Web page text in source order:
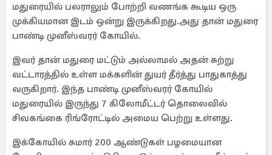
மதுரையில் பலராலும் போற்றி வணங்க கூடிய ஒரு
முக்கியமான இடம் ஒன்று இருக்கிறது.அது தான் மதுரை
பாண்டி முனீஸ்வரர் கோயில்.
இவர் தான் மதுரை மட்டும் அல்லாமல் அதன் சுற்று
வட்டாரத்தில் உள்ள மக்களின் துயர் தீர்த்து பாதுகாத்து
வருகிறார். இந்த பாண்டி முனீஸ்வரர் கோயில்
மதுரையில் இருந்து 7 கிலோமீட்டர் தொலைவில்
சிவகங்கை ரிங்ரோட்டில் அமைய பெற்று உள்ளது.
இக்கோயில் சுமார் 200 ஆண்டுகள் பழமையான